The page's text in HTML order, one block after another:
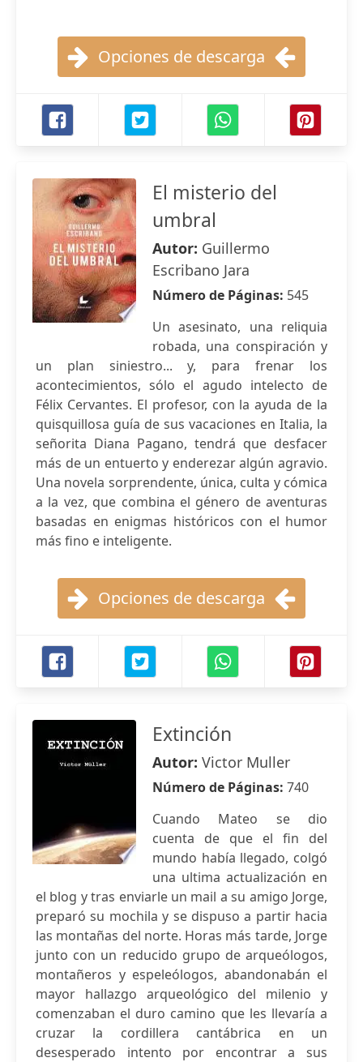
Opciones de descarga
El misterio del
umbral
Autor: Guillermo
Escribano Jara
Número de Páginas: 545
Un asesinato, una reliquia
robada, una conspiración y
un plan siniestro... y, para frenar los
acontecimientos, sólo el agudo intelecto de
Félix Cervantes. El profesor, con la ayuda de la
quisquillosa guía de sus vacaciones en Italia, la
señorita Diana Pagano, tendrá que desfacer
más de un entuerto y enderezar algún agravio.
Una novela sorprendente, única, culta y cómica
a la vez, que combina el género de aventuras
basadas en enigmas históricos con el humor
más fino e inteligente.
Opciones de descarga
Extinción
Autor: Victor Muller
Número de Páginas: 740
Cuando Mateo se dio
cuenta de que el fin del
mundo había llegado, colgó
una ultima actualización en
el blog y tras enviarle un mail a su amigo Jorge,
preparó su mochila y se dispuso a partir hacia
las montañas del norte. Horas más tarde, Jorge
junto con un reducido grupo de arqueólogos,
montañeros y espeleólogos, abandonabán el
mayor hallazgo arqueológico del milenio y
comenzaban el duro camino que les llevaría a
cruzar la cordillera cantábrica en un
desesperado intento por encontrar a sus